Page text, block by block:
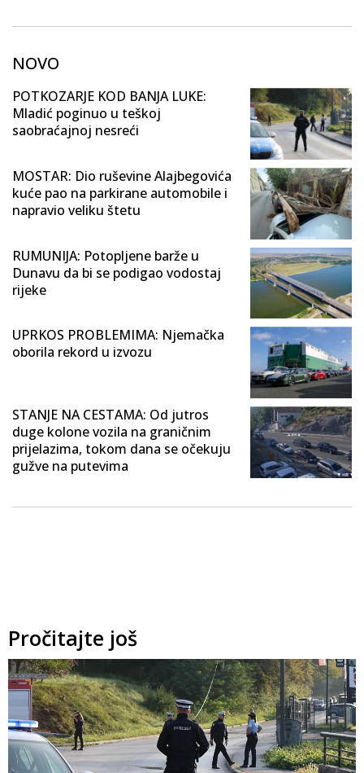
NOVO
POTKOZARJE KOD BANJA LUKE:
Mladić poginuo u teškoj
saobraćajnoj nesreći
MOSTAR: Dio ruševine Alajbegovića
kuće pao na parkirane automobile i
napravio veliku štetu
RUMUNIJA: Potopljene barže u
Dunavu da bi se podigao vodostaj
rijeke
UPRKOS PROBLEMIMA: Njemačka
oborila rekord u izvozu
STANJE NA CESTAMA: Od jutros
duge kolone vozila na graničnim
prijelazima, tokom dana se očekuju
gužve na putevima
Pročitajte još